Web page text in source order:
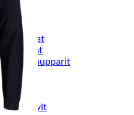
ja hupparit
hameet